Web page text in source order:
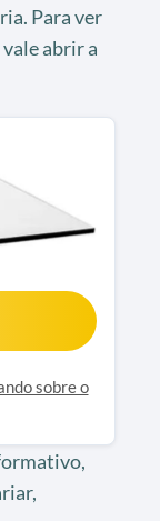
Para ver
abrir a
sobre o